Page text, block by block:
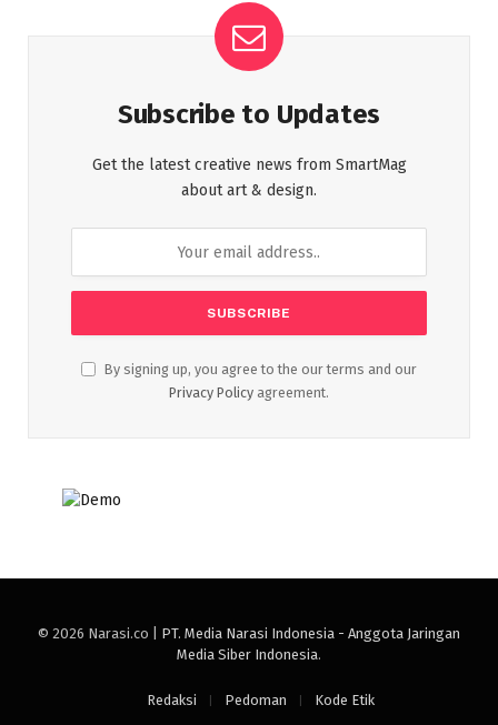
Subscribe to Updates
Get the latest creative news from SmartMag
about art & design.
By signing up, you agree to the our terms and our
Privacy Policy agreement.
© 2026 Narasi.co | PT. Media Narasi Indonesia - Anggota Jaringan
Media Siber Indonesia.
Redaksi Pedoman Kode Etik